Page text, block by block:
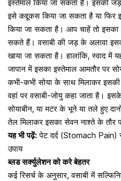
इस्तेमाल किया जा सकता है। इसकी
इसे कद्दूकस किया जा सकता है या
किया जा सकता है। आप चाहें तो इसका
सकते हैं। वसाबी की जड़ के अलावा
खाया जा सकता है। हालांकि, स्वाद में
जापान में इसका इस्तेमाल आमतौर पर
कभी-कभी सोया के साथ मिलाकर
वहां पर वसाबी-जोयु कहा जाता है।
सोयाबीन, यामटरके भूने या तले हुए
तेल मिलाकर इसका सेवन नाश्ते के तौर
यह भी पढ़ें: पेट दर्द (Stomach
उपाय
ब्लड सर्क्युलेशन को करे बेहतर
कई रिसर्च के अनुसार, वसाबी में